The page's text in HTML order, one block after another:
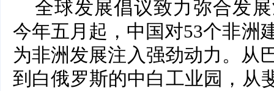
全球发展倡议致力弥合发
今年五月起，中国对53个非洲
为非洲发展注入强劲动力。从
到白俄罗斯的中白工业园，从